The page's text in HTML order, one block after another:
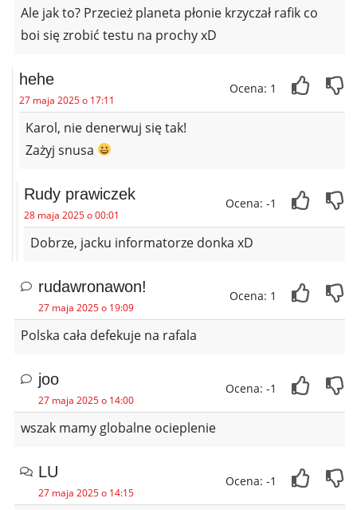
Ale jak to? Przecież planeta płonie krzyczał rafik co
boi się zrobić testu na prochy xD
hehe
27 maja 2025 o 17:11
Ocena: 1
Karol, nie denerwuj się tak!
Zażyj snusa
Rudy prawiczek
28 maja 2025 o 00:01
Ocena: -1
Dobrze, jacku informatorze donka xD
rudawronawon!
27 maja 2025 o 19:09
Ocena: 1
Polska cała defekuje na rafala
joo
27 maja 2025 o 14:00
Ocena: -1
wszak mamy globalne ocieplenie
LU
27 maja 2025 o 14:15
Ocena: -1